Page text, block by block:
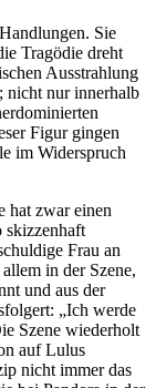
Sie
Tragödie dreht
Ausstrahlung
nicht nur innerhalb
Figur gingen
im Widerspruch
hat zwar einen
skizzenhaft
Frau an
in der Szene,
und aus der
„Ich werde
Szene wiederholt
auf Lulus
nicht immer das